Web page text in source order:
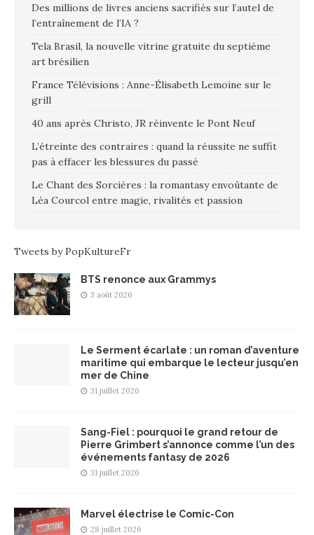
Des millions de livres anciens sacrifiés sur l’autel de
l’entraînement de l’IA ?
Tela Brasil, la nouvelle vitrine gratuite du septième
art brésilien
France Télévisions : Anne-Élisabeth Lemoine sur le
grill
40 ans après Christo, JR réinvente le Pont Neuf
L’étreinte des contraires : quand la réussite ne suffit
pas à effacer les blessures du passé
Le Chant des Sorcières : la romantasy envoûtante de
Léa Courcol entre magie, rivalités et passion
Tweets by PopKultureFr
BTS renonce aux Grammys
3 août 2026
Le Serment écarlate : un roman d’aventure
maritime qui embarque le lecteur jusqu’en
mer de Chine
31 juillet 2026
Sang-Fiel : pourquoi le grand retour de
Pierre Grimbert s’annonce comme l’un des
événements fantasy de 2026
31 juillet 2026
Marvel électrise le Comic-Con
28 juillet 2026